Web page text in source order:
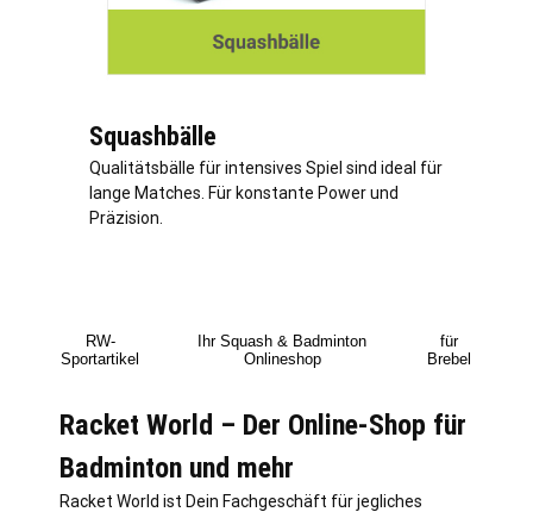
Squashbälle
Qualitätsbälle für intensives Spiel sind ideal für
lange Matches. Für konstante Power und
Präzision.
RW-
Sportartikel
Ihr Squash & Badminton
Onlineshop
für
Brebel
Racket World – Der Online-Shop für
Badminton und mehr
Racket World ist Dein Fachgeschäft für jegliches